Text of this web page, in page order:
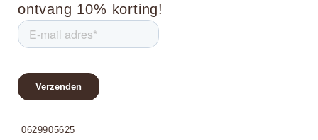
ontvang 10% korting!
0629905625